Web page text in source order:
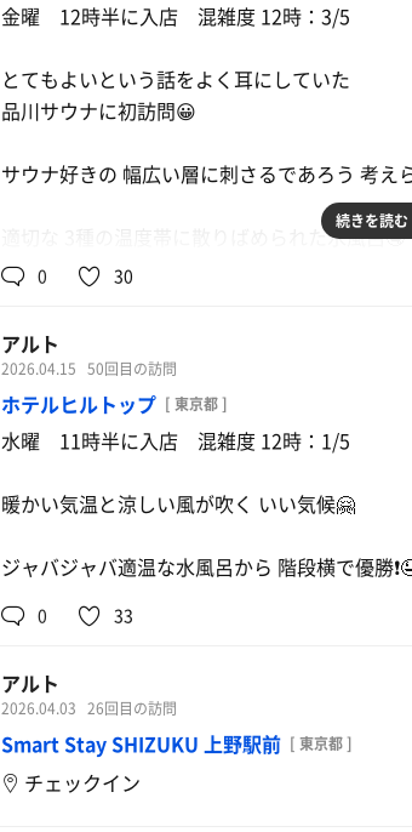
6曲1回づつ + 2周したのはこの2曲
幸いなことに（？）明日、月曜が
奇数時間：夜の踊り子 ・ オドループ
という素晴らしい曲ラインナップなので
連日の訪問でリベンジも視野🤗
COCOFUROに行ったら激うまソフト
＞知る人ぞ知る
常連さんが何名もいるので この数になってい
自分のリサーチが甘いだけパターンな気がし
追記 ここで終わり ■
・徒歩7歩 充実すぎる広さと席数の外気浴スペ
サウナハット掛けが充分すぎる数あったり
金曜 12時半に入店 混雑度 12時：3/5
とてもよいという話をよく耳にしていた
品川サウナに初訪問😀
サウナ好きの 幅広い層に刺さるであろう 考え
適切な 3種の温度帯に散りばめられた水風呂🤤
それぞれの特徴付けは シンプルに浴槽の形状
スペースの都合上 どうしても
階段は慎重な歩みを強いられるが
屋上の休憩スペースと露天の開放感はかなり
その場でマッチを130円で買って飲めるの凄い
13時のアウフグース 担当は蒸気まさおさん
29歳の誕生日だそうで 本日の主役🥳
このサウナ室のコンディションを最高に持っ
自分がイチバンよく知っている（意訳）
しっかりロウリュ 新鮮な空気を足して
しっかり撹拌 気持ちいいの鍵はそうですよね
続きを読む
0 30
アルト
2026.04.15 50回目の訪問
ホテルヒルトップ [ 東京都 ]
水曜 11時半に入店 混雑度 12時：1/5
暖かい気温と涼しい風が吹く いい気候🤗
ジャバジャバ適温な水風呂から 階段横で優勝
0 33
アルト
2026.04.03 26回目の訪問
Smart Stay SHIZUKU 上野駅前 [ 東京都 ]
チェックイン